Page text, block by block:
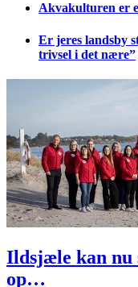
Akvakulturen er
Er jeres landsby
trivsel i det nære”
Ildsjæle kan nu
op…